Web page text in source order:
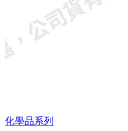
化學品系列